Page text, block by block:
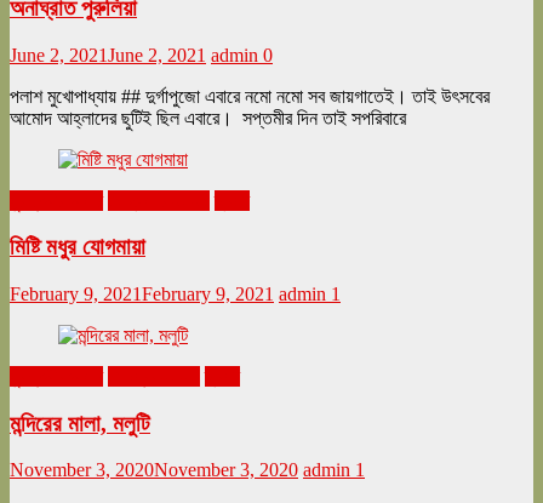
অনাঘ্রাত পুরুলিয়া
June 2, 2021June 2, 2021 admin 0
পলাশ মুখোপাধ্যায় ## দুর্গাপুজো এবারে নমো নমো সব জায়গাতেই। তাই উৎসবের
আমোদ আহ্লাদের ছুটিই ছিল এবারে। সপ্তমীর দিন তাই সপরিবারে
মিষ্টি মধুর যোগমায়া
February 9, 2021February 9, 2021 admin 1
মন্দিরের মালা, মলুটি
November 3, 2020November 3, 2020 admin 1